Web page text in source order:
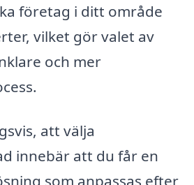
företag i ditt område
vilket gör valet av
och mer
att välja
innebär att du får en